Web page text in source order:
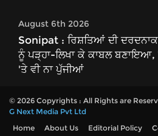
August 6th 2026
Sonipat : ਰਿਸ਼ਤਿਆਂ ਦੀ
ਨੂੰ ਪੜ੍ਹਾ-ਲਿਖਾ ਕੇ ਕਾਬਲ
'ਤੇ ਵੀ ਨਾ ਪੁੱਜੀਆਂ
© 2026 Copyrights : All Rights are
G Next Media Pvt Ltd
Home
About Us Editorial Policy